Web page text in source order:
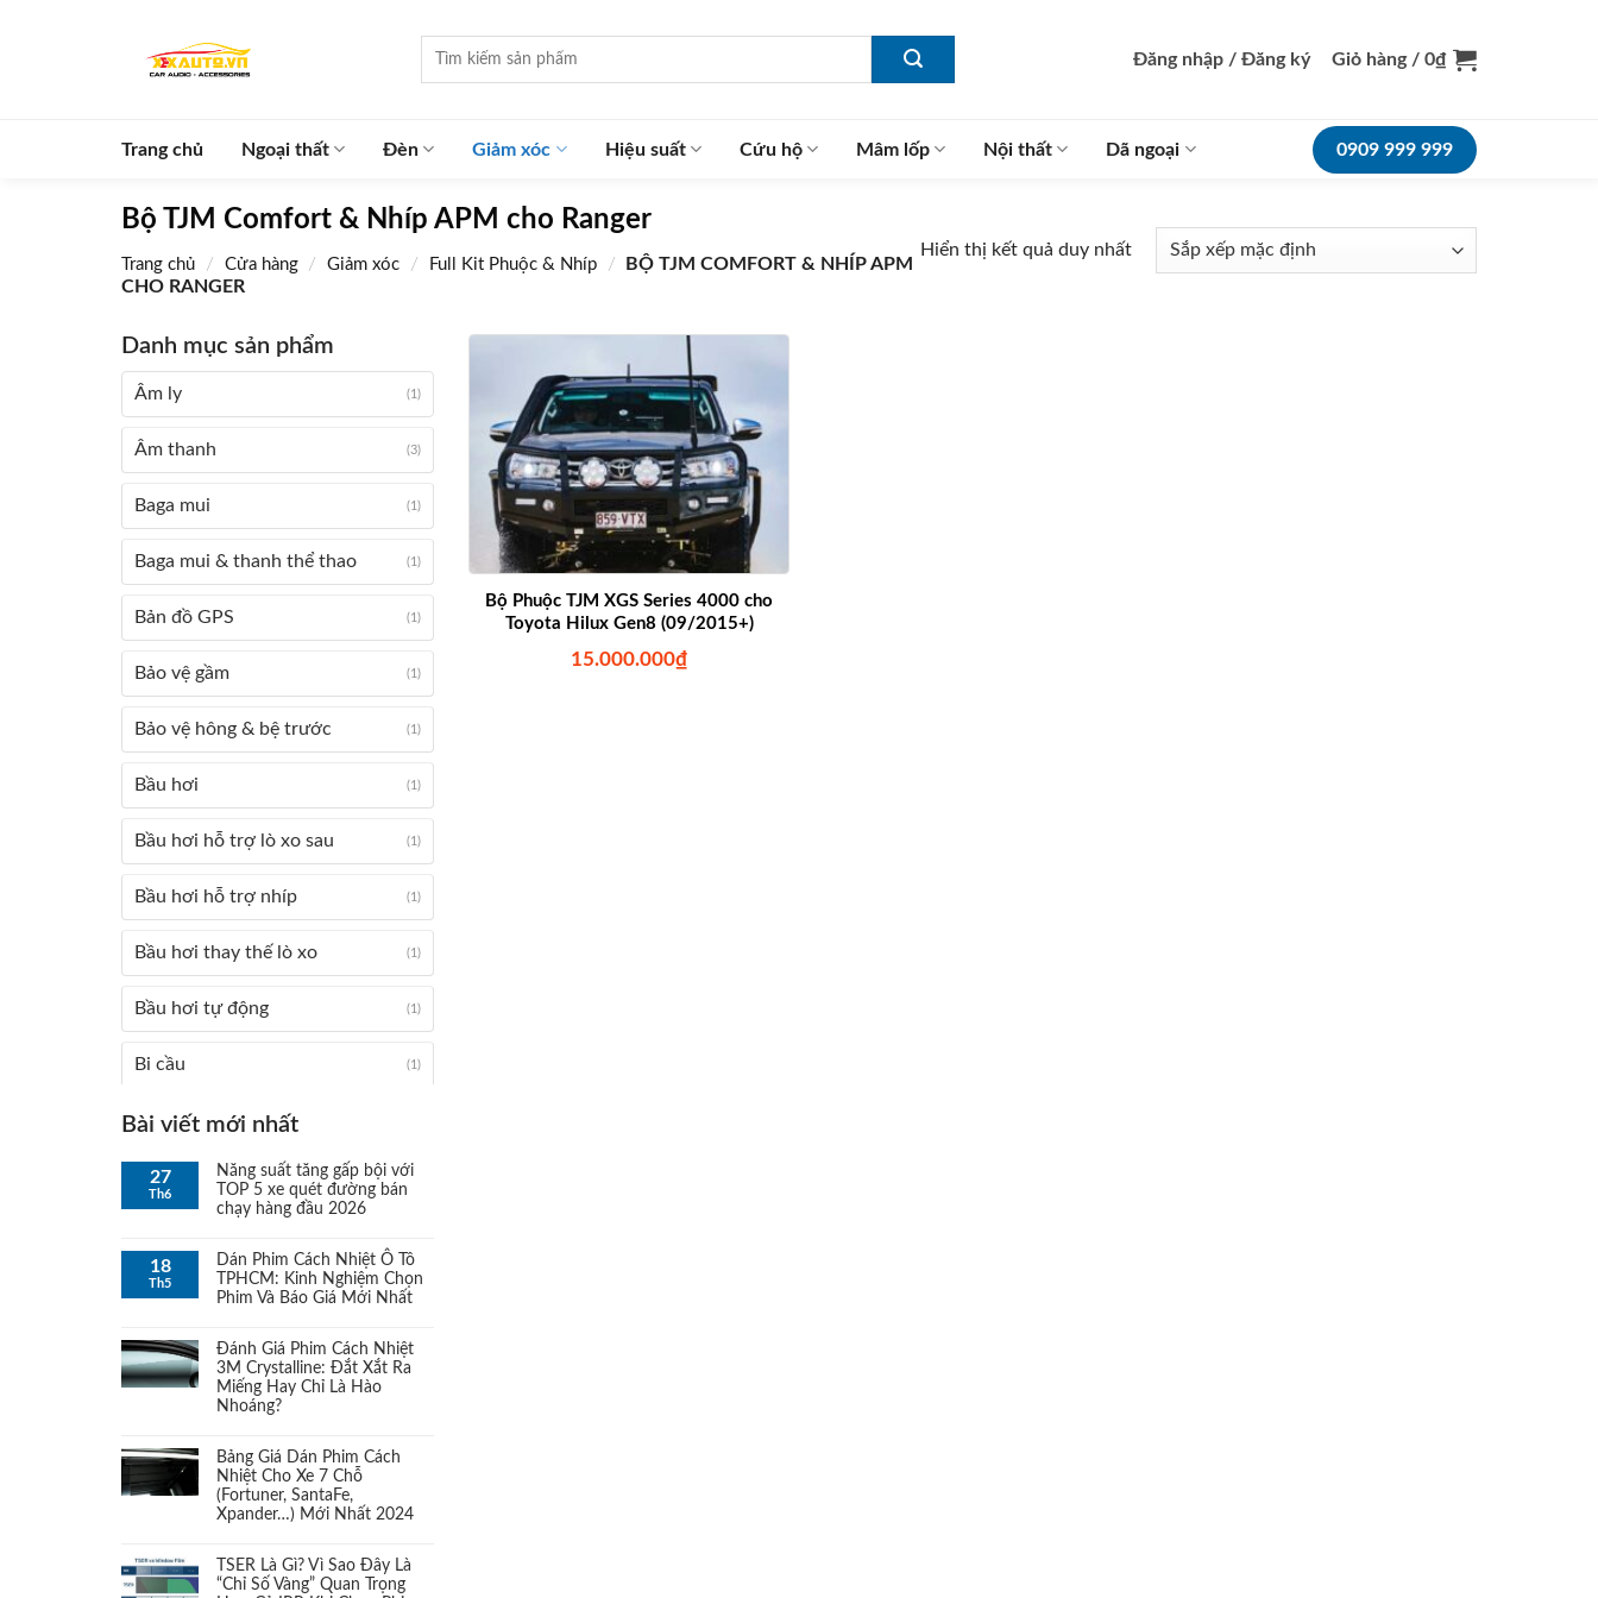
kiếm:
Đăng nhập / Đăng ký Giỏ hàng / 0₫
Trang chủ Ngoại thất Đèn Giảm xóc Hiệu suất Cứu hộ Mâm lốp Nội thất Dã ngoại 0909 999 999
Bộ TJM Comfort & Nhíp APM cho Ranger
Trang chủ / Cửa hàng / Giảm xóc / Full Kit Phuộc & Nhíp /
BỘ TJM COMFORT & NHÍP APM
CHO RANGER
Hiển thị kết quả duy nhất
Danh mục sản phẩm
Âm ly (1)
Âm thanh (3)
Baga mui (1)
Baga mui & thanh thể thao (1)
Bản đồ GPS (1)
Bảo vệ gầm (1)
Bảo vệ hông & bệ trước (1)
Bầu hơi (1)
Bầu hơi hỗ trợ lò xo sau (1)
Bầu hơi hỗ trợ nhíp (1)
Bầu hơi thay thế lò xo (1)
Bầu hơi tự động (1)
Bi cầu (1)
Bộ PJM Pace & Nhíp PJM
Bộ TJM Comfort & Nhíp APM
Bơm (1)
Bóng đèn LED (1)
Bóng đèn Xeon
Broquet In-Line Top Fueller UK
Các gói độ đèn (1)
Các thiết bị khác (1)
Bài viết mới nhất
27
Th6
Năng suất tăng gấp bội với
TOP 5 xe quét đường bán
chạy hàng đầu 2026
18
Th5
Dán Phim Cách Nhiệt Ô Tô
TPHCM: Kinh Nghiệm Chọn
Phim Và Báo Giá Mới Nhất
Đánh Giá Phim Cách Nhiệt
3M Crystalline: Đắt Xắt Ra
Miếng Hay Chỉ Là Hào
Nhoáng?
Bảng Giá Dán Phim Cách
Nhiệt Cho Xe 7 Chỗ
(Fortuner, SantaFe,
Xpander…) Mới Nhất 2024
TSER Là Gì? Vì Sao Đây Là
“Chỉ Số Vàng” Quan Trọng
Bộ Phuộc TJM XGS Series 4000 cho
Toyota Hilux Gen8 (09/2015+)
15.000.000₫